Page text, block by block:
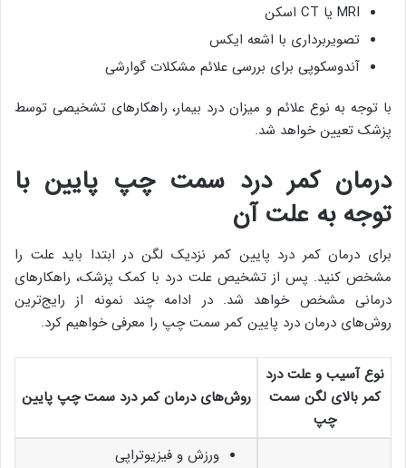
MRI یا CT اسکن
تصویربرداری با اشعه ایکس
آندوسکوپی برای بررسی علائم مشکلات گوارشی
با توجه به نوع علائم و میزان درد بیمار، راهکارهای تشخیصی توسط
پزشک تعیین خواهد شد.
درمان کمر درد سمت چپ پایین با
توجه به علت آن
برای درمان کمر درد پایین کمر نزدیک لگن در ابتدا باید علت را
مشخص کنید. پس از تشخیص علت درد با کمک پزشک، راهکارهای
درمانی مشخص خواهد شد. در ادامه چند نمونه از رایج‌ترین
روش‌‎های درمان درد پایین کمر سمت چپ را معرفی خواهیم کرد.
نوع آسیب و علت درد
کمر بالای لگن سمت
چپ
روش‌های درمان کمر درد سمت چپ پایین
ورزش و فیزیوتراپی